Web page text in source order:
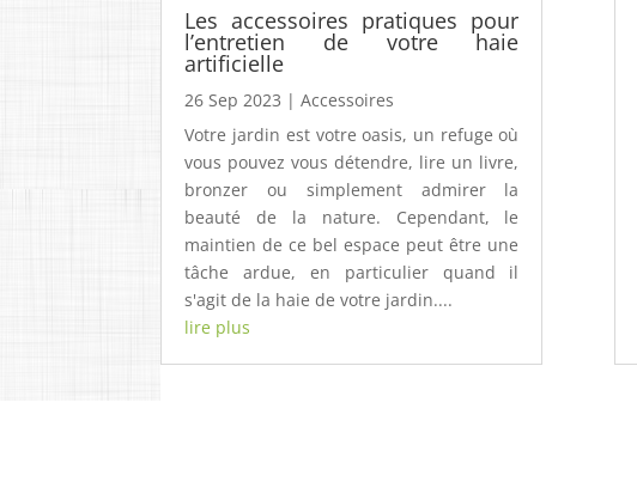
Les accessoires pratiques pour
l’entretien de votre haie
artificielle
26 Sep 2023 |Accessoires
Votre jardin est votre oasis, un refuge où
vous pouvez vous détendre, lire un livre,
bronzer ou simplement admirer la
beauté de la nature. Cependant, le
maintien de ce bel espace peut être une
tâche ardue, en particulier quand il
s'agit de la haie de votre jardin....
lire plus